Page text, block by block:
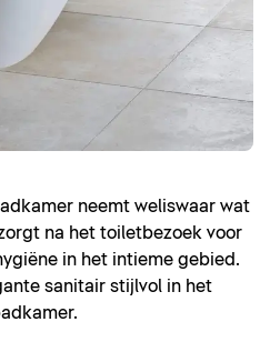
neemt weliswaar wat
na het toiletbezoek voor
in het intieme gebied.
sanitair stijlvol in het